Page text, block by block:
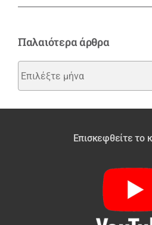
Παλαιότερα άρθρα
άρθρα
Επισκεφθείτε το